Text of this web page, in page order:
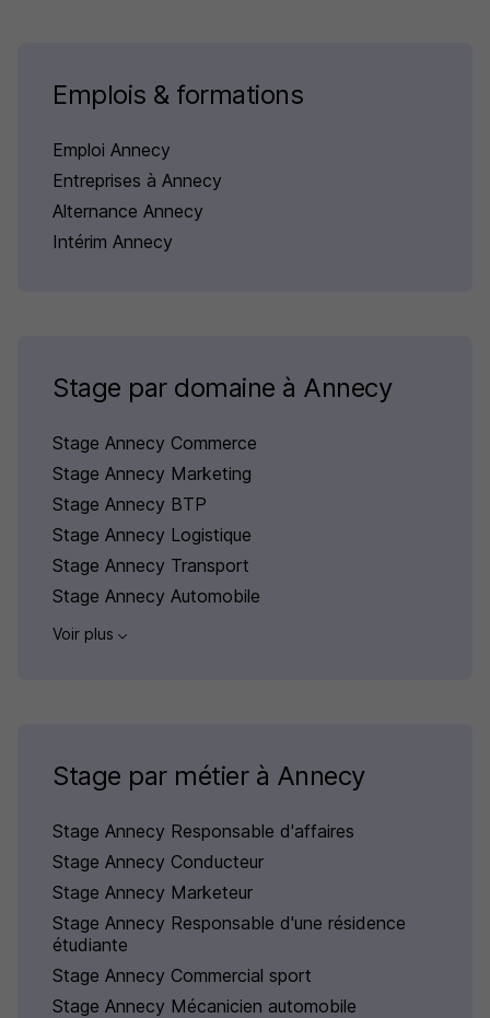
Emplois & formations
Emploi Annecy
Entreprises à Annecy
Alternance Annecy
Intérim Annecy
Stage par domaine à Annecy
Stage Annecy Commerce
Stage Annecy Marketing
Stage Annecy BTP
Stage Annecy Logistique
Stage Annecy Transport
Stage Annecy Automobile
Voir plus
Stage par métier à Annecy
Stage Annecy Responsable d'affaires
Stage Annecy Conducteur
Stage Annecy Marketeur
Stage Annecy Responsable d'une résidence
étudiante
Stage Annecy Commercial sport
Stage Annecy Mécanicien automobile